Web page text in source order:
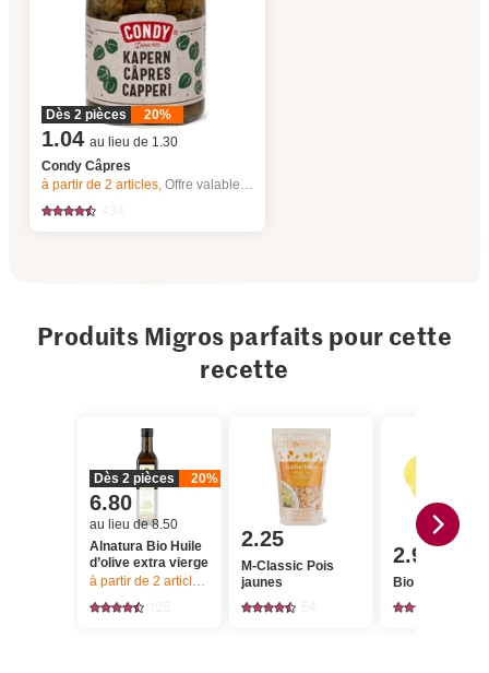
Dès 2 pièces 20%
1.04 au lieu de 1.30
Condy Câpres
à partir de 2articles,Offre valable du 6.8 au 12.8.2026, jusqu’à épuisement du stock.
Produits Migros parfaits pour cette
recette
Dès 2 pièces 20%
6.80
au lieu de 8.50
Alnatura Bio Huile
d’olive extra vierge
à partir de 2 articles, Offre valable du 6.8 au 12.8.2026, jusqu’à
2.25
M-Classic Pois
jaunes
2.95
Bio Citrons